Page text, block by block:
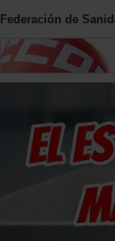
Federación de